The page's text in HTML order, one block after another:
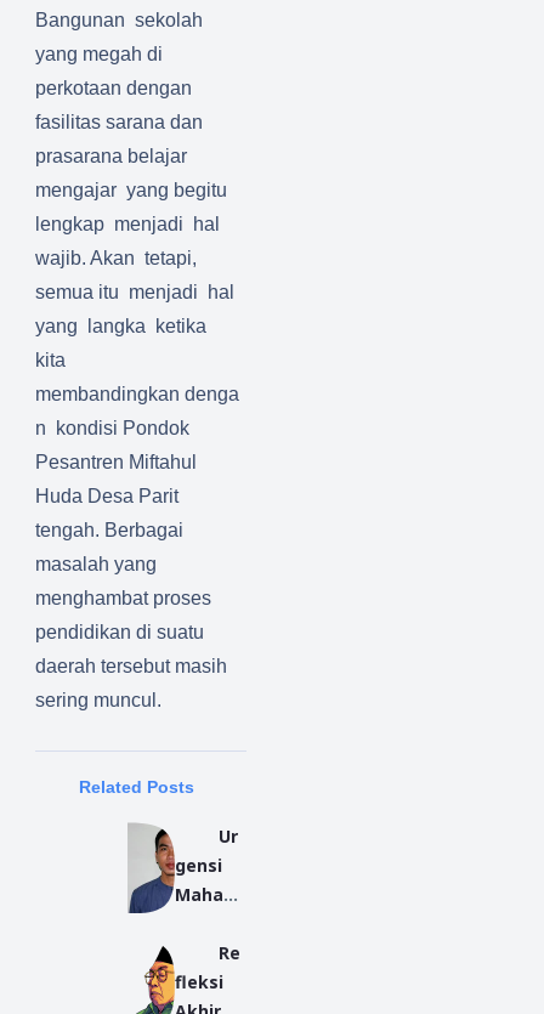
Bangunan sekolah
yang megah di
perkotaan dengan
fasilitas sarana dan
prasarana belajar
mengajar yang begitu
lengkap menjadi hal
wajib. Akan tetapi,
semua itu menjadi hal
yang langka ketika
kita
membandingkan denga
n kondisi Pondok
Pesantren Miftahul
Huda Desa Parit
tengah. Berbagai
masalah yang
menghambat proses
pendidikan di suatu
daerah tersebut masih
sering muncul.
Related Posts
Ur
gensi
Mahasi
Sebagai
Pondasi
Re
fleksi